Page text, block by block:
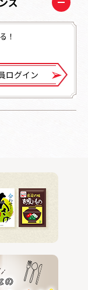
！
ログイン